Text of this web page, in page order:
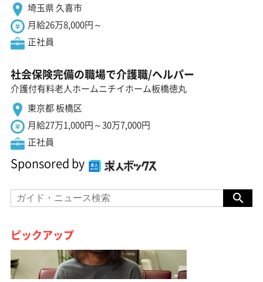
埼玉県 久喜市
月給26万8,000円～
正社員
社会保険完備の職場で介護職/ヘルパー
介護付有料老人ホームニチイホーム板橋徳丸
東京都 板橋区
月給27万1,000円～30万7,000円
正社員
Sponsored by
ピックアップ